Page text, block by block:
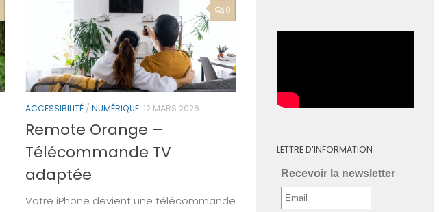
0
ACCESSIBILITÉ / NUMÉRIQUE 12 MARS 2026
Remote Orange –
Télécommande TV
adaptée
Votre iPhone devient une télécommande
LETTRE D’INFORMATION
Recevoir la newsletter